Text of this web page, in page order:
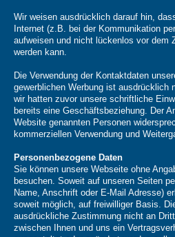
Wir weisen ausdrücklich darauf hin,
Internet (z.B. bei der Kommunikation
aufweisen und nicht lückenlos vor dem
werden kann.
Die Verwendung der Kontaktdaten
gewerblichen Werbung ist ausdrücklich
wir hatten zuvor unsere schriftliche
bereits eine Geschäftsbeziehung. Der
Website genannten Personen
kommerziellen Verwendung und
Personenbezogene Daten
Sie können unsere Webseite ohne
besuchen. Soweit auf unseren Seiten
Name, Anschrift oder E-Mail Adresse)
soweit möglich, auf freiwilliger Basis.
ausdrückliche Zustimmung nicht an
zwischen Ihnen und uns ein